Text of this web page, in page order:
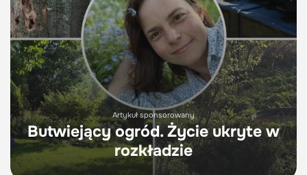
Artykuł sponsorowany
Butwiejący ogród. Życie ukryte w
rozkładzie